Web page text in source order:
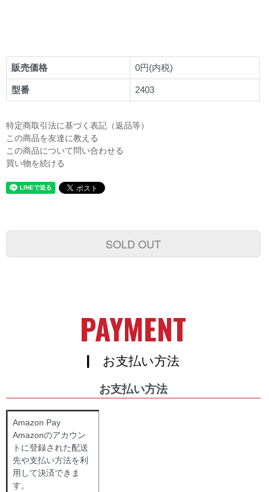
販売価格 0円(内税)
型番 2403
特定商取引法に基づく表記（返品等）
この商品を友達に教える
この商品について問い合わせる
買い物を続ける
SOLD OUT
PAYMENT
| お支払い方法
お支払い方法
Amazon Pay
Amazonのアカウン
トに登録された配送
先や支払い方法を利
用して決済できま
す。